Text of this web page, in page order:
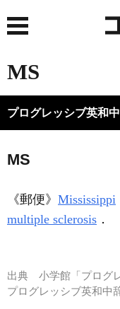
MS
プログレッシブ英和
MS
《郵便》 Mississippi
multiple sclerosis ．
出典 小学館「プログ
プログレッシブ英和